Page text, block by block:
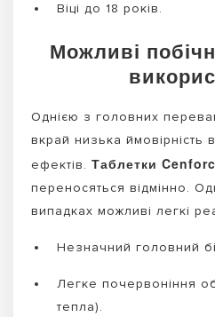
Віці до 18 років.
Можливі
Однією з головних
вкрай низька ймовірність
ефектів. Таблетки
переносяться відмінно.
випадках можливі легкі
Незначний головний
Легке почервоніння
тепла).